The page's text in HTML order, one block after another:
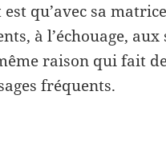
qu’avec sa
à l’échouage, aux
raison qui fait
fréquents.